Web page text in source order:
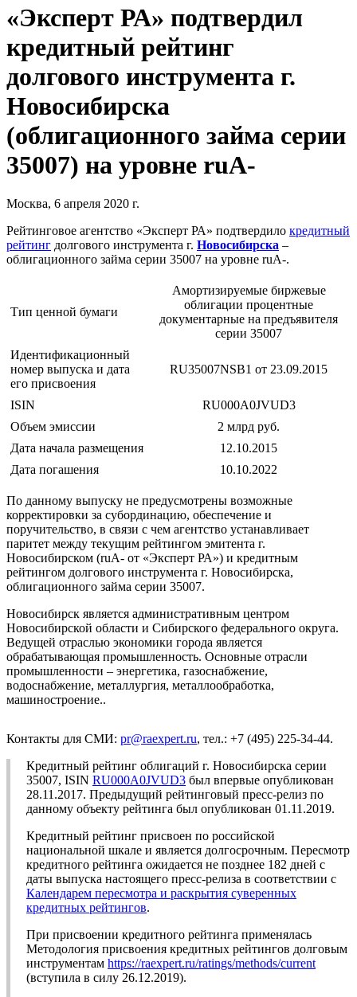
«Эксперт РА» подтвердил
кредитный рейтинг
долгового инструмента г.
Новосибирска
(облигационного займа серии
35007) на уровне ruА-
Москва, 6 апреля 2020 г.
Рейтинговое агентство «Эксперт РА» подтвердило кредитный
рейтинг долгового инструмента г. Новосибирска –
облигационного займа серии 35007 на уровне ruА-.
Тип ценной бумаги
Амортизируемые биржевые
облигации процентные
документарные на предъявителя
серии 35007
Идентификационный
номер выпуска и дата
его присвоения
RU35007NSB1 от 23.09.2015
ISIN
RU000A0JVUD3
Объем эмиссии
2 млрд руб.
Дата начала размещения
12.10.2015
Дата погашения
10.10.2022
По данному выпуску не предусмотрены возможные
корректировки за субординацию, обеспечение и
поручительство, в связи с чем агентство устанавливает
паритет между текущим рейтингом эмитента г.
Новосибирском (ruА- от «Эксперт РА») и кредитным
рейтингом долгового инструмента г. Новосибирска,
облигационного займа серии 35007.
Новосибирск является административным центром
Новосибирской области и Сибирского федерального округа.
Ведущей отраслью экономики города является
обрабатывающая промышленность. Основные отрасли
промышленности – энергетика, газоснабжение,
водоснабжение, металлургия, металлообработка,
машиностроение..
Контакты для СМИ: pr@raexpert.ru, тел.: +7 (495) 225-34-44.
Кредитный рейтинг облигаций г. Новосибирска серии
35007, ISIN RU000A0JVUD3 был впервые опубликован
28.11.2017. Предыдущий рейтинговый пресс-релиз по
данному объекту рейтинга был опубликован 01.11.2019.
Кредитный рейтинг присвоен по российской
национальной шкале и является долгосрочным. Пересмотр
кредитного рейтинга ожидается не позднее 182 дней с
даты выпуска настоящего пресс-релиза в соответствии с
Календарем пересмотра и раскрытия суверенных
кредитных рейтингов.
При присвоении кредитного рейтинга применялась
Методология присвоения кредитных рейтингов долговым
инструментам https://raexpert.ru/ratings/methods/current
(вступила в силу 26.12.2019).